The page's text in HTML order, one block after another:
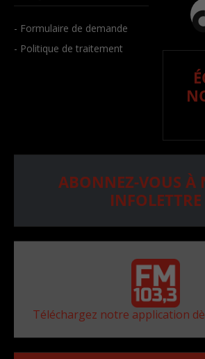
- Formulaire de demande
- Politique de traitement
ABONNEZ-VOUS À
INFOLETTRE
Téléchargez notre application